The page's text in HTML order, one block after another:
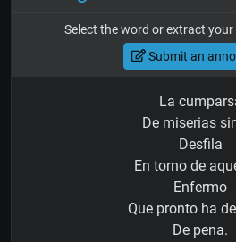
Select the word or extract
Submit an
La
De miserias
Desfila
En torno de
Enfermo
Que pronto ha
De pena.